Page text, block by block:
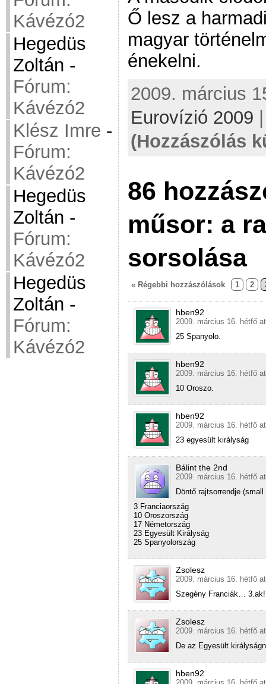
Kávézó2
Hegedüs
Zoltán -
Fórum:
Kávézó2
Klész Imre -
Fórum:
Kávézó2
Hegedüs
Zoltán -
Fórum:
Kávézó2
Hegedüs
Zoltán -
Fórum:
Kávézó2
Ő lesz a
magyar
énekelni.
2009. március
Eurovízió 2009
(Hozzászólás
86
műsor: a
sorsolása
« Régebbi hozzászólások 1 2
hben92
2009. március 16. hétfő
25 Spanyolo.
hben92
2009. március 16. hétfő
10 Oroszo.
hben92
2009. március 16. hétfő
23 egyesült királyság
Bálint the 2nd
2009. március 16. hétfő
Döntő rajtsorrendje
3 Franciaország
10 Oroszország
17 Németország
23 Egyesült Királyság
25 Spanyolország
Zsolesz
2009. március 16. hétfő
Szegény Franciák…
Zsolesz
2009. március 16. hétfő
De az Egyesült
hben92